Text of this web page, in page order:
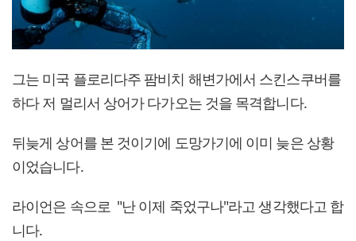
그는 미국 플로리다주 팜비치 해변가에서 스킨스쿠버를
하다 저 멀리서 상어가 다가오는 것을 목격합니다.
뒤늦게 상어를 본 것이기에 도망가기에 이미 늦은 상황
이었습니다.
라이언은 속으로 "난 이제 죽었구나"라고 생각했다고 합
니다.